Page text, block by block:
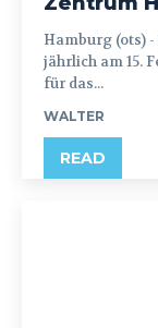
Hamburg (ots) - Mit dem Weltkinderkrebstag, der
jährlich am 15.
für das...
WALTER
READ